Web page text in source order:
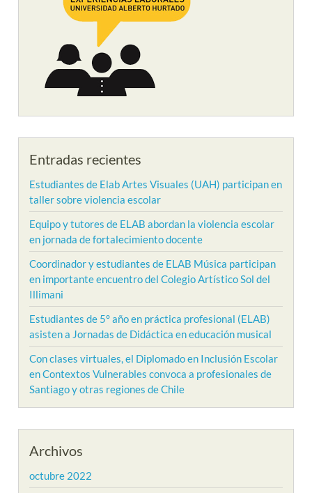
Entradas recientes
Estudiantes de Elab Artes Visuales (UAH) participan en
taller sobre violencia escolar
Equipo y tutores de ELAB abordan la violencia escolar
en jornada de fortalecimiento docente
Coordinador y estudiantes de ELAB Música participan
en importante encuentro del Colegio Artístico Sol del
Illimani
Estudiantes de 5° año en práctica profesional (ELAB)
asisten a Jornadas de Didáctica en educación musical
Con clases virtuales, el Diplomado en Inclusión Escolar
en Contextos Vulnerables convoca a profesionales de
Santiago y otras regiones de Chile
Archivos
octubre 2022